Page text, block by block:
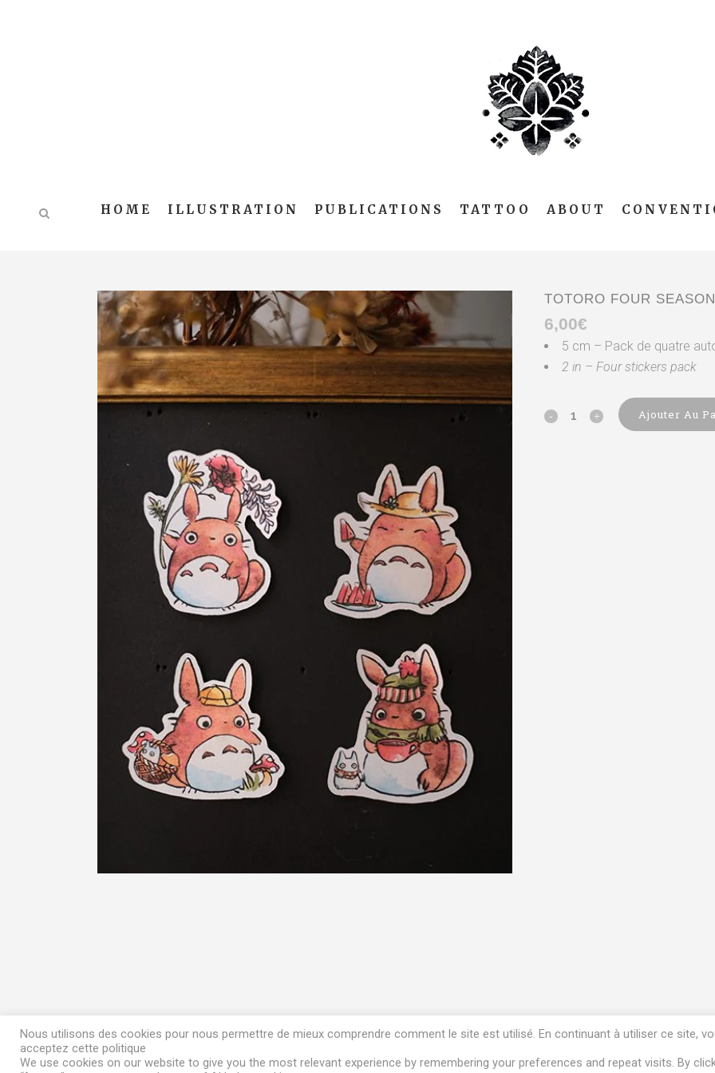
HOME ILLUSTRATION PUBLICATIONS TATTOO ABOUT
TOTORO FOUR
6,00€
5 cm – Pack de quatre
2 in – Four stickers pack
Totoro
Ajouter Au
Nous utilisons des cookies pour nous permettre de mieux comprendre comment le site est utilisé. En continuant à utiliser ce site,
acceptez cette politique
We use cookies on our website to give you the most relevant experience by remembering your preferences and repeat visits. By